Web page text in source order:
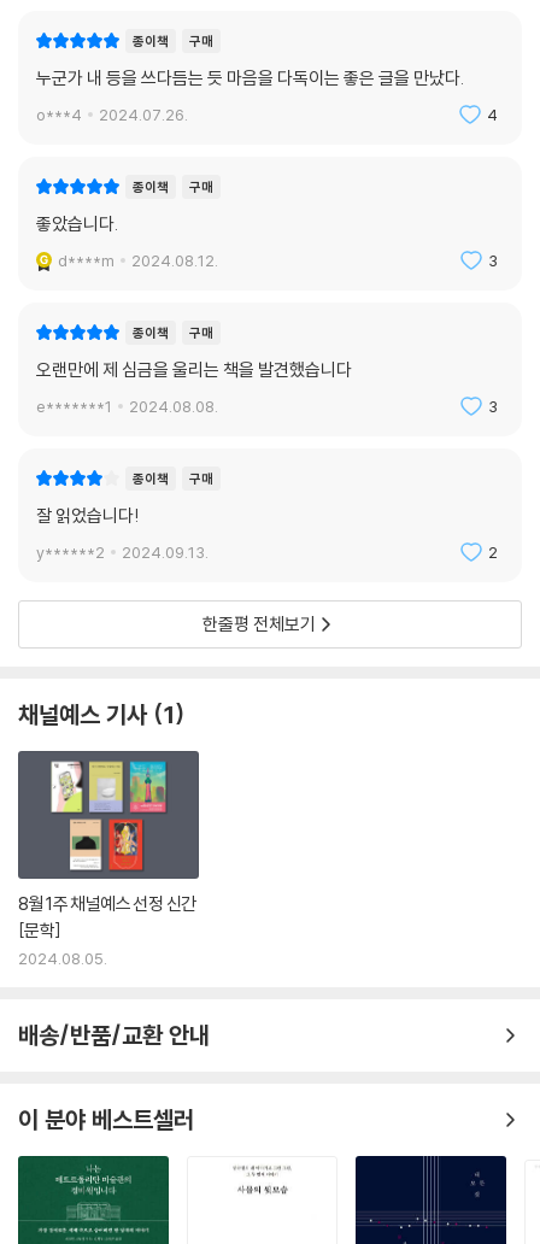
종이책 구매
누군가 내 등을 쓰다듬는 듯 마음을 다독이는 좋은 글을 만났다.
o***4 2024.07.26. 4
종이책 구매
좋았습니다.
d****m 2024.08.12. 3
종이책 구매
오랜만에 제 심금을 울리는 책을 발견했습니다
e*******1 2024.08.08. 3
종이책 구매
잘 읽었습니다!
y******2 2024.09.13. 2
한줄평 전체보기
채널예스 기사 1
8월 1주 채널예스 선정 신간
[문학]
2024.08.05.
배송/반품/교환 안내
이 분야 베스트셀러